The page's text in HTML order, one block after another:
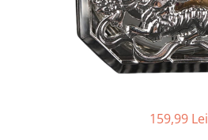
159,99 Lei